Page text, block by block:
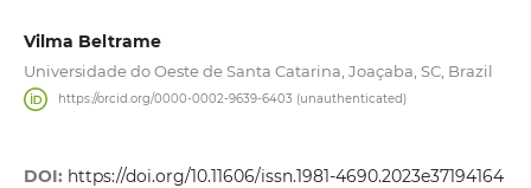
Vilma Beltrame
Universidade do Oeste de Santa Catarina, Joaçaba, SC, Brazil
https://orcid.org/0000-0002-9639-6403 (unauthenticated)
DOI: https://doi.org/10.11606/issn.1981-4690.2023e37194164